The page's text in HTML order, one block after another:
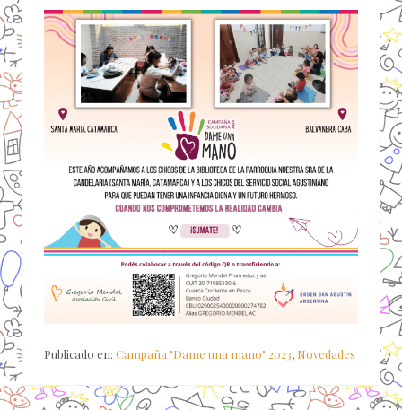
Publicado en: Campaña "Dame una mano" 2023, Novedades